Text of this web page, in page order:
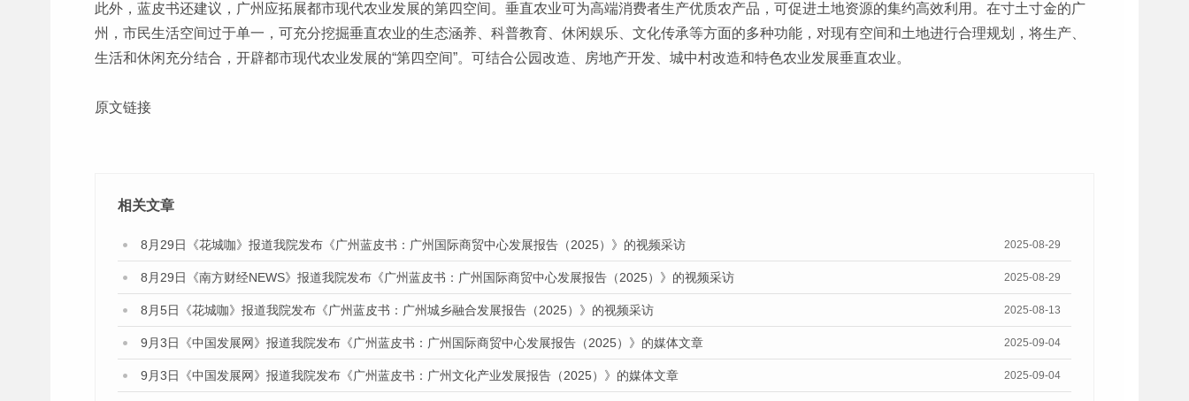
此外，蓝皮书还建议，广州应拓展都市现代农业发展的第四空间。垂直农业可为高端消费者生产优质农产品，可促进土地资源的集约高效利用。在寸土寸金的广
州，市民生活空间过于单一，可充分挖掘垂直农业的生态涵养、科普教育、休闲娱乐、文化传承等方面的多种功能，对现有空间和土地进行合理规划，将生产、
生活和休闲充分结合，开辟都市现代农业发展的“第四空间”。可结合公园改造、房地产开发、城中村改造和特色农业发展垂直农业。
原文链接
相关文章
8月29日《花城咖》报道我院发布《广州蓝皮书：广州国际商贸中心发展报告（2025）》的视频采访 2025-08-29
8月29日《南方财经NEWS》报道我院发布《广州蓝皮书：广州国际商贸中心发展报告（2025）》的视频采访 2025-08-29
8月5日《花城咖》报道我院发布《广州蓝皮书：广州城乡融合发展报告（2025）》的视频采访 2025-08-13
9月3日《中国发展网》报道我院发布《广州蓝皮书：广州国际商贸中心发展报告（2025）》的媒体文章 2025-09-04
9月3日《中国发展网》报道我院发布《广州蓝皮书：广州文化产业发展报告（2025）》的媒体文章 2025-09-04